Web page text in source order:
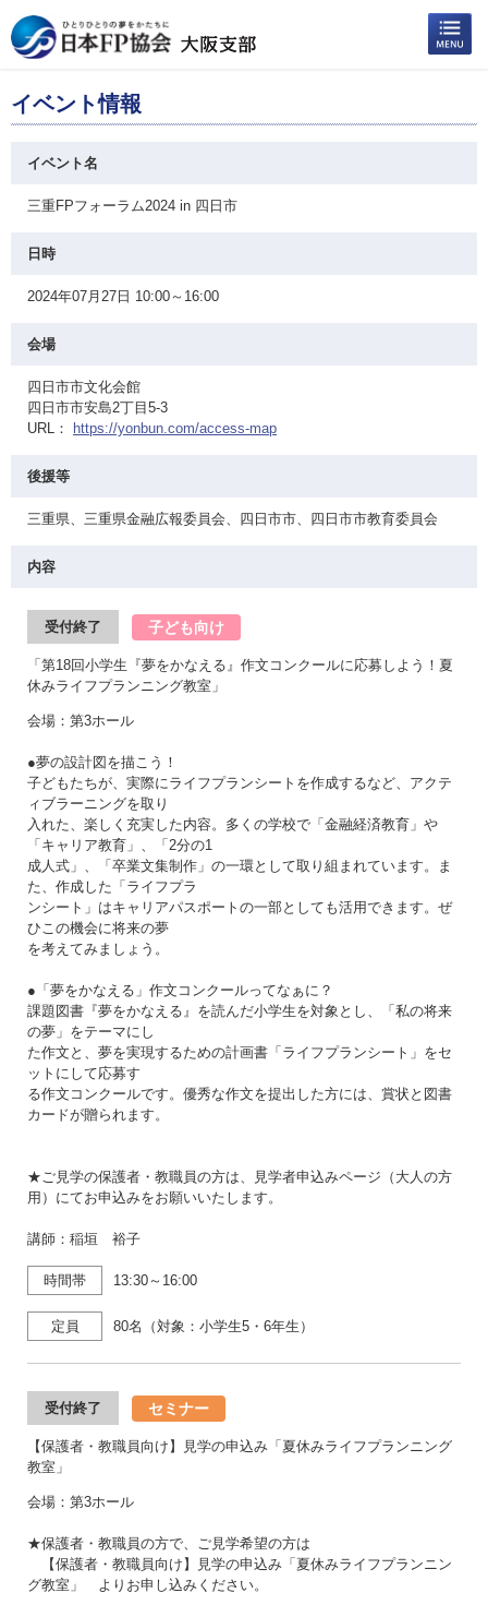
イベント情報
イベント名
三重FPフォーラム2024 in 四日市
日時
2024年07月27日 10:00～16:00
会場
四日市市文化会館
四日市市安島2丁目5-3
URL：
https://yonbun.com/access-map
後援等
三重県、三重県金融広報委員会、四日市市、四日市市教育委員会
内容
受付終了 子ども向け
「第18回小学生『夢をかなえる』作文コンクールに応募しよう！夏
休みライフプランニング教室」
会場：第3ホール
●夢の設計図を描こう！
子どもたちが、実際にライフプランシートを作成するなど、アクテ
ィブラーニングを取り
入れた、楽しく充実した内容。多くの学校で「金融経済教育」や
「キャリア教育」、「2分の1
成人式」、「卒業文集制作」の一環として取り組まれています。ま
た、作成した「ライフプラ
ンシート」はキャリアパスポートの一部としても活用できます。ぜ
ひこの機会に将来の夢
を考えてみましょう。
●「夢をかなえる」作文コンクールってなぁに？
課題図書『夢をかなえる』を読んだ小学生を対象とし、「私の将来
の夢」をテーマにし
た作文と、夢を実現するための計画書「ライフプランシート」をセ
ットにして応募す
る作文コンクールです。優秀な作文を提出した方には、賞状と図書
カードが贈られます。
★ご見学の保護者・教職員の方は、見学者申込みページ（大人の方
用）にてお申込みをお願いいたします。
講師：稲垣 裕子
時間帯 13:30～16:00
定員 80名（対象：小学生5・6年生）
受付終了 セミナー
【保護者・教職員向け】見学の申込み「夏休みライフプランニング
教室」
会場：第3ホール
★保護者・教職員の方で、ご見学希望の方は
【保護者・教職員向け】見学の申込み「夏休みライフプランニン
グ教室」 よりお申し込みください。